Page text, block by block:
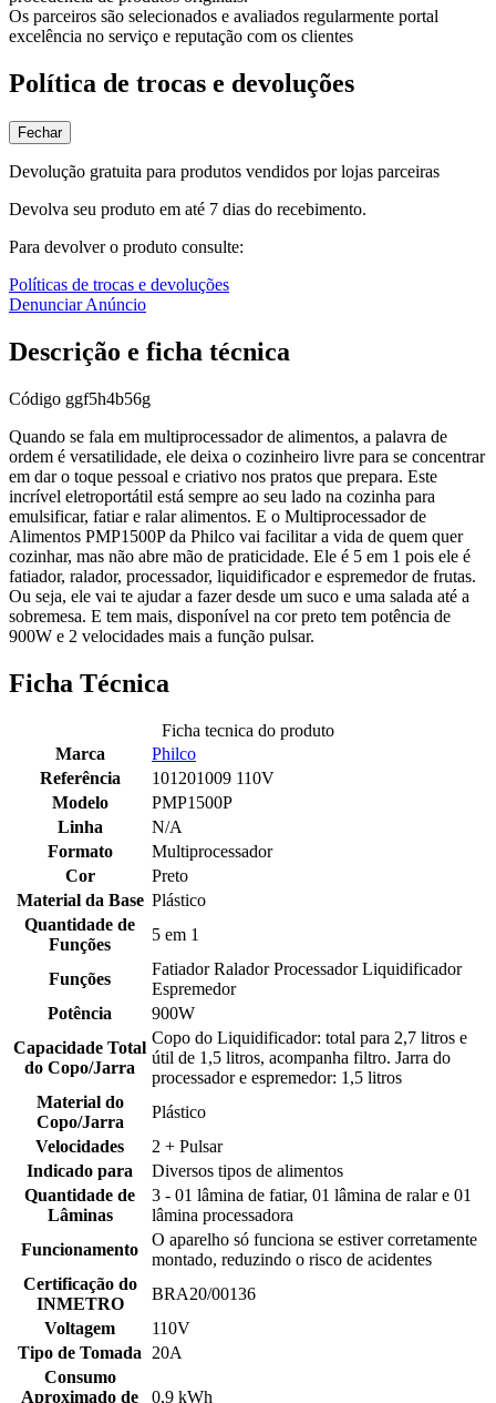
Os parceiros são selecionados e avaliados regularmente portal
excelência no serviço e reputação com os clientes
Política de trocas e devoluções
Fechar
Devolução gratuita para produtos vendidos por lojas parceiras
Devolva seu produto em até 7 dias do recebimento.
Para devolver o produto consulte:
Políticas de trocas e devoluções
Denunciar Anúncio
Descrição e ficha técnica
Código ggf5h4b56g
Quando se fala em multiprocessador de alimentos, a palavra de
ordem é versatilidade, ele deixa o cozinheiro livre para se concentrar
em dar o toque pessoal e criativo nos pratos que prepara. Este
incrível eletroportátil está sempre ao seu lado na cozinha para
emulsificar, fatiar e ralar alimentos. E o Multiprocessador de
Alimentos PMP1500P da Philco vai facilitar a vida de quem quer
cozinhar, mas não abre mão de praticidade. Ele é 5 em 1 pois ele é
fatiador, ralador, processador, liquidificador e espremedor de frutas.
Ou seja, ele vai te ajudar a fazer desde um suco e uma salada até a
sobremesa. E tem mais, disponível na cor preto tem potência de
900W e 2 velocidades mais a função pulsar.
Ficha Técnica
Ficha tecnica do produto
Marca
Philco
Referência
101201009 110V
Modelo
PMP1500P
Linha
N/A
Formato
Multiprocessador
Cor
Preto
Material da Base Plástico
Quantidade de
Funções
5 em 1
Funções
Fatiador Ralador Processador Liquidificador
Espremedor
Potência
900W
Capacidade Total
do Copo/Jarra
Copo do Liquidificador: total para 2,7 litros e
útil de 1,5 litros, acompanha filtro. Jarra do
processador e espremedor: 1,5 litros
Material do
Copo/Jarra
Plástico
Velocidades
2 + Pulsar
Indicado para
Diversos tipos de alimentos
Quantidade de
Lâminas
3 - 01 lâmina de fatiar, 01 lâmina de ralar e 01
lâmina processadora
Funcionamento
O aparelho só funciona se estiver corretamente
montado, reduzindo o risco de acidentes
Certificação do
INMETRO
BRA20/00136
Voltagem
110V
Tipo de Tomada
20A
Consumo
Aproximado de
0,9 kWh